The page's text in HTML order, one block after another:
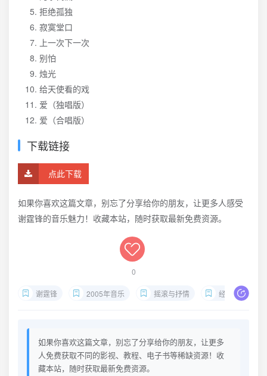
拒绝孤独
寂寞堂口
上一次下一次
别怕
烛光
给天使看的戏
爱（独唱版）
爱（合唱版）
下载链接
点此下载
如果你喜欢这篇文章，别忘了分享给你的朋友，让更多人感受
谢霆锋的音乐魅力！收藏本站，随时获取最新免费资源。
0
谢霆锋 2005年音乐 摇滚与抒情 经典歌曲
如果你喜欢这篇文章，别忘了分享给你的朋友，让更多
人免费获取不同的影视、教程、电子书等稀缺资源！收
藏本站，随时获取最新免费资源。